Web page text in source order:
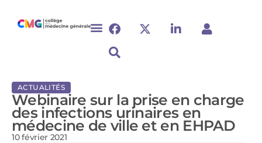
ACTUALITÉS
Webinaire sur la prise en charge
des infections urinaires en
médecine de ville et en EHPAD
10 février 2021